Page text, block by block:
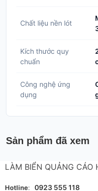
Chất liệu nền lót
Kích thước quy
chuẩn
Công nghệ ứng
dụng
Sản phẩm đã xem
LÀM BIỂN QUẢNG CÁO
Hotline: 0923 555 118